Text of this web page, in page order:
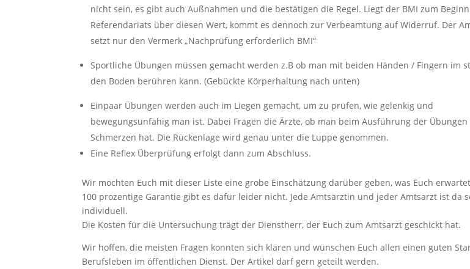
nicht sein, es gibt auch Außnahmen und die bestätigen die Regel. Liegt der BMI zum
Referendariats über diesen Wert, kommt es dennoch zur Verbeamtung auf Widerruf. Der
setzt nur den Vermerk „Nachprüfung erforderlich BMI“
Sportliche Übungen müssen gemacht werden z.B ob man mit beiden Händen / Fingern im
den Boden berühren kann. (Gebückte Körperhaltung nach unten)
Einpaar Übungen werden auch im Liegen gemacht, um zu prüfen, wie gelenkig und
bewegungsunfähig man ist. Dabei Fragen die Ärzte, ob man beim Ausführung der Übungen
Schmerzen hat. Die Rückenlage wird genau unter die Luppe genommen.
Eine Reflex Überprüfung erfolgt dann zum Abschluss.
Wir möchten Euch mit dieser Liste eine grobe Einschätzung darüber geben, was Euch
100 prozentige Garantie gibt es dafür leider nicht. Jede Amtsärztin und jeder Amtsarzt ist da
individuell.
Die Kosten für die Untersuchung trägt der Dienstherr, der Euch zum Amtsarzt geschickt hat.
Wir hoffen, die meisten Fragen konnten sich klären und wünschen Euch allen einen guten
Berufsleben im öffentlichen Dienst. Der Artikel darf gern geteilt werden.